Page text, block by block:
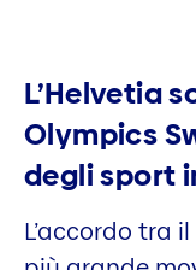
L’Helvetia
Olympics
degli sport
L’accordo tra